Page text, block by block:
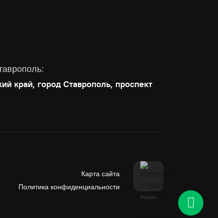
край, город Ставрополь, проспект
Карта сайта
Политика конфиденциальности
Malevi